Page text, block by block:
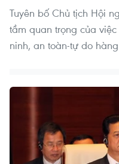
Tuyên bố Chủ tịch Hội
tầm quan trọng của
ninh, an toàn-tự do